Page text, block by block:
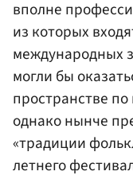
вполне
из которых
международных
могли бы
пространстве
однако нынче
«традиции
летнего